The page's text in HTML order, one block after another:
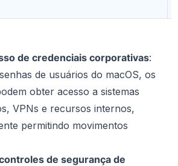
de credenciais corporativas:
de usuários do macOS, os
obter acesso a sistemas
VPNs e recursos internos,
permitindo movimentos
de segurança de